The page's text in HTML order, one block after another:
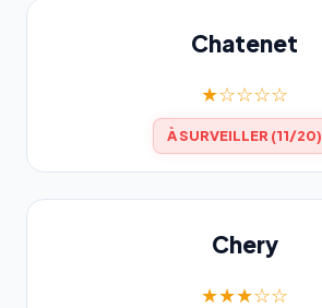
Chatenet
★☆☆☆☆
À SURVEILLER (11/20)
Chery
★★★☆☆